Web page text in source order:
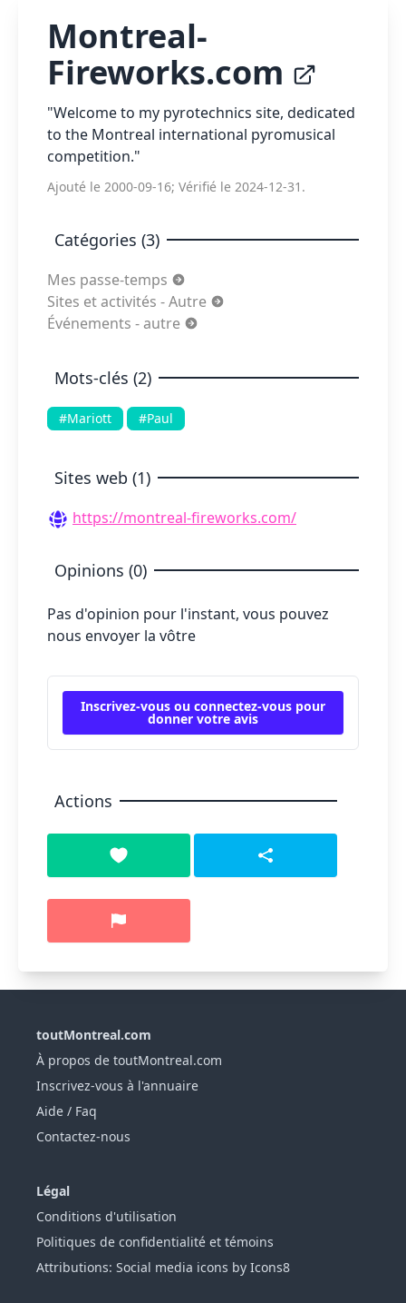
Montreal-
Fireworks.com
"Welcome to my pyrotechnics site, dedicated
to the Montreal international pyromusical
competition."
Ajouté le 2000-09-16; Vérifié le 2024-12-31.
Catégories (3)
Mes passe-temps
Sites et activités - Autre
Événements - autre
Mots-clés (2)
#Mariott #Paul
Sites web (1)
https://montreal-fireworks.com/
Opinions (0)
Pas d'opinion pour l'instant, vous pouvez
nous envoyer la vôtre
Inscrivez-vous ou connectez-vous pour
donner votre avis
Actions
toutMontreal.com
À propos de toutMontreal.com
Inscrivez-vous à l'annuaire
Aide / Faq
Contactez-nous
Légal
Conditions d'utilisation
Politiques de confidentialité et témoins
Attributions: Social media icons by Icons8